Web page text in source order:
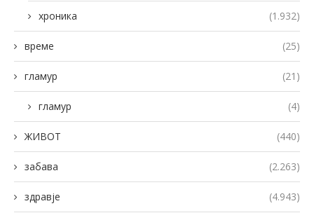
хроника (1.932)
време (25)
гламур (21)
гламур (4)
ЖИВОТ (440)
забава (2.263)
здравје (4.943)